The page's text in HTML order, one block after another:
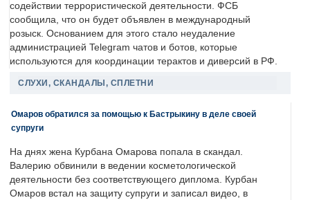
содействии террористической деятельности. ФСБ
сообщила, что он будет объявлен в международный
розыск. Основанием для этого стало неудаление
администрацией Telegram чатов и ботов, которые
используются для координации терактов и диверсий в РФ.
СЛУХИ, СКАНДАЛЫ, СПЛЕТНИ
Омаров обратился за помощью к Бастрыкину в деле своей
супруги
На днях жена Курбана Омарова попала в скандал.
Валерию обвинили в ведении косметологической
деятельности без соответствующего диплома. Курбан
Омаров встал на защиту супруги и записал видео, в